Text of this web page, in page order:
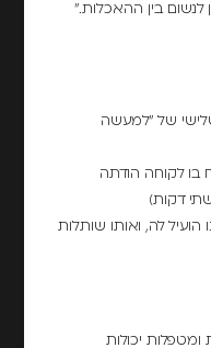
לנשום בין ההאכלות."
של "למעשה
בו לקוחה הודתה
דקות)
לה, ואותו שותלות
יכולות